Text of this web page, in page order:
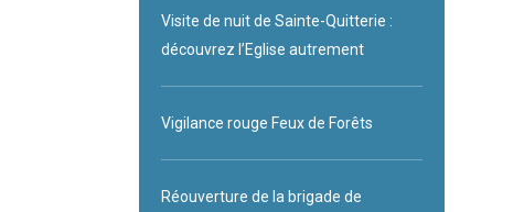
Visite de nuit de Sainte-Quitterie :
découvrez l’Eglise autrement
Vigilance rouge Feux de Forêts
Réouverture de la brigade de